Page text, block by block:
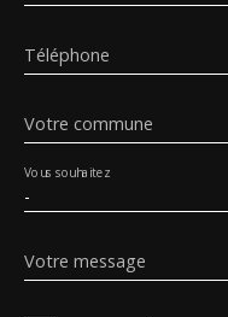
Téléphone
Votre commune
-
Vous souhaitez
Votre message